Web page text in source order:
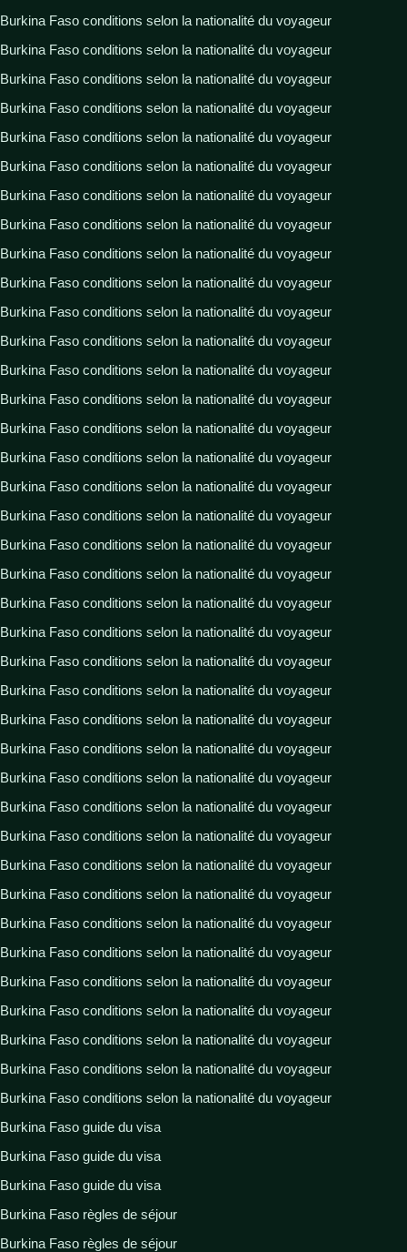
Burkina Faso conditions selon la nationalité du voyageur
Burkina Faso conditions selon la nationalité du voyageur
Burkina Faso conditions selon la nationalité du voyageur
Burkina Faso conditions selon la nationalité du voyageur
Burkina Faso conditions selon la nationalité du voyageur
Burkina Faso conditions selon la nationalité du voyageur
Burkina Faso conditions selon la nationalité du voyageur
Burkina Faso conditions selon la nationalité du voyageur
Burkina Faso conditions selon la nationalité du voyageur
Burkina Faso conditions selon la nationalité du voyageur
Burkina Faso conditions selon la nationalité du voyageur
Burkina Faso conditions selon la nationalité du voyageur
Burkina Faso conditions selon la nationalité du voyageur
Burkina Faso conditions selon la nationalité du voyageur
Burkina Faso conditions selon la nationalité du voyageur
Burkina Faso conditions selon la nationalité du voyageur
Burkina Faso conditions selon la nationalité du voyageur
Burkina Faso conditions selon la nationalité du voyageur
Burkina Faso conditions selon la nationalité du voyageur
Burkina Faso conditions selon la nationalité du voyageur
Burkina Faso conditions selon la nationalité du voyageur
Burkina Faso conditions selon la nationalité du voyageur
Burkina Faso conditions selon la nationalité du voyageur
Burkina Faso conditions selon la nationalité du voyageur
Burkina Faso conditions selon la nationalité du voyageur
Burkina Faso conditions selon la nationalité du voyageur
Burkina Faso conditions selon la nationalité du voyageur
Burkina Faso conditions selon la nationalité du voyageur
Burkina Faso conditions selon la nationalité du voyageur
Burkina Faso conditions selon la nationalité du voyageur
Burkina Faso conditions selon la nationalité du voyageur
Burkina Faso conditions selon la nationalité du voyageur
Burkina Faso conditions selon la nationalité du voyageur
Burkina Faso conditions selon la nationalité du voyageur
Burkina Faso conditions selon la nationalité du voyageur
Burkina Faso conditions selon la nationalité du voyageur
Burkina Faso conditions selon la nationalité du voyageur
Burkina Faso conditions selon la nationalité du voyageur
Burkina Faso guide du visa
Burkina Faso guide du visa
Burkina Faso guide du visa
Burkina Faso règles de séjour
Burkina Faso règles de séjour